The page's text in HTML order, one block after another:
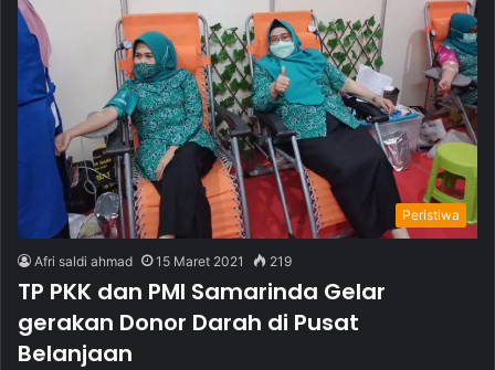
Peristiwa
Afri saldi ahmad 15 Maret 2021 219
TP PKK dan PMI Samarinda Gelar
gerakan Donor Darah di Pusat
Belanjaan